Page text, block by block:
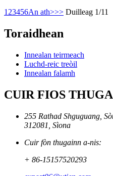
1 23456An ath>>> Duilleag 1/11
Toraidhean
Innealan teirmeach
Luchd-reic treòil
Innealan falamh
CUIR FIOS
255 Rathad Shguguang,
312081, Sìona
Cuir fòn thugainn a-nis:
+ 86-15157520293